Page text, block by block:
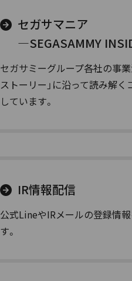
セガサマニア
―SEGASAMMY
セガサミーグループ各社の事
ストーリー」に沿って読み解
しています。
IR情報配信
公式LineやIRメールの登録情
す。